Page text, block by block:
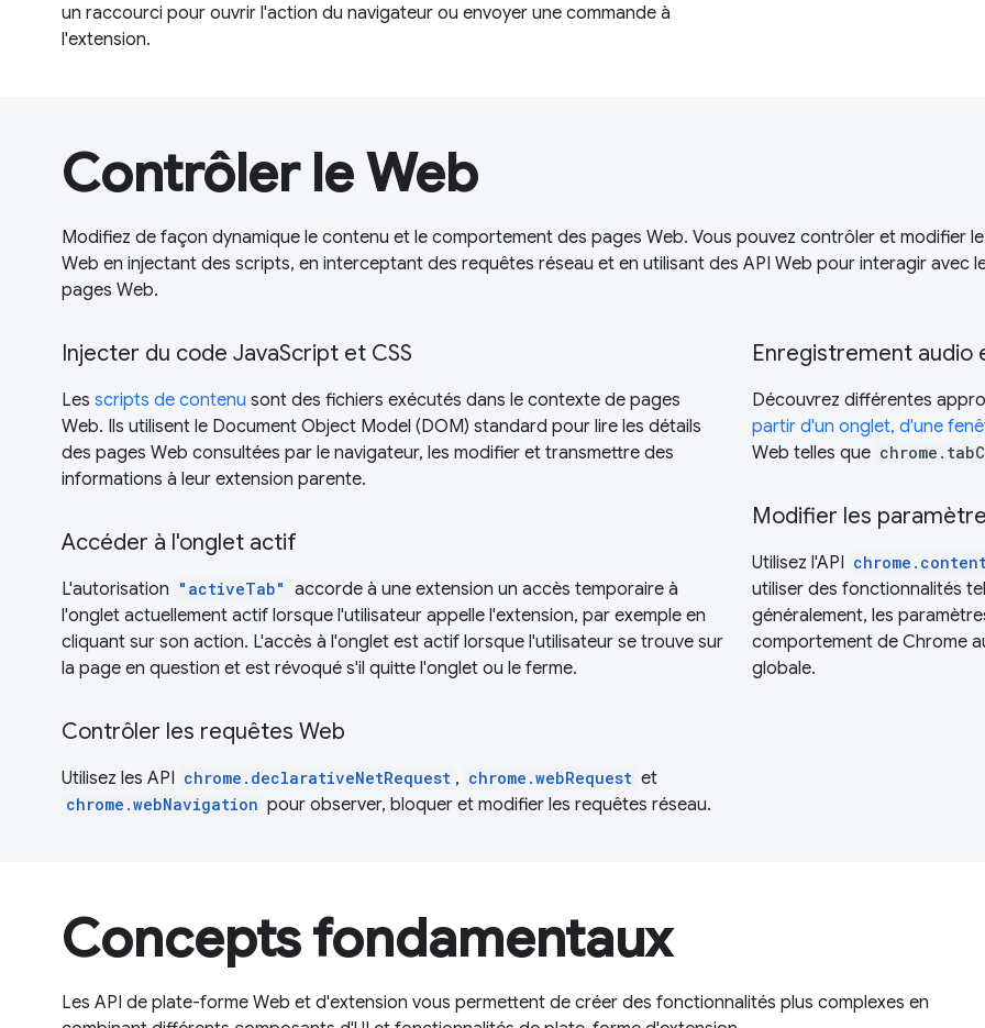
un raccourci pour ouvrir l'action du navigateur ou envoyer une commande à
l'extension.
Contrôler le Web
Modifiez de façon dynamique le contenu et le comportement des pages Web. Vous pouvez contrôler et modifier le
Web en injectant des scripts, en interceptant des requêtes réseau et en utilisant des API Web pour interagir avec
pages Web.
Injecter du code JavaScript et CSS
Les scripts de contenu sont des fichiers exécutés dans le contexte de pages
Web. Ils utilisent le Document Object Model (DOM) standard pour lire les détails
des pages Web consultées par le navigateur, les modifier et transmettre des
informations à leur extension parente.
Accéder à l'onglet actif
L'autorisation "activeTab" accorde à une extension un accès temporaire à
l'onglet actuellement actif lorsque l'utilisateur appelle l'extension, par exemple en
cliquant sur son action. L'accès à l'onglet est actif lorsque l'utilisateur se trouve sur
la page en question et est révoqué s'il quitte l'onglet ou le ferme.
Contrôler les requêtes Web
Utilisez les API chrome.declarativeNetRequest , chrome.webRequest et
chrome.webNavigation pour observer, bloquer et modifier les requêtes réseau.
Enregistrement audio
Découvrez différentes
partir d'un onglet, d'une
Web telles que
Modifier les
Utilisez l'API
utiliser des fonctionnalités
généralement, les
comportement de Chrome
globale.
Concepts fondamentaux
Les API de plate-forme Web et d'extension vous permettent de créer des fonctionnalités plus complexes en